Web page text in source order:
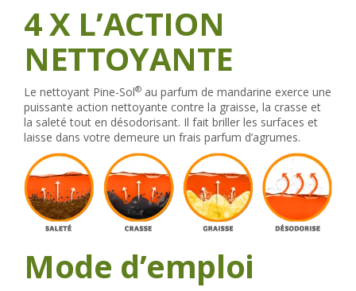
4 X L’ACTION
NETTOYANTE
Le nettoyant Pine-Sol® au parfum de mandarine exerce une
puissante action nettoyante contre la graisse, la crasse et
la saleté tout en désodorisant. Il fait briller les surfaces et
laisse dans votre demeure un frais parfum d’agrumes.
Mode d’emploi